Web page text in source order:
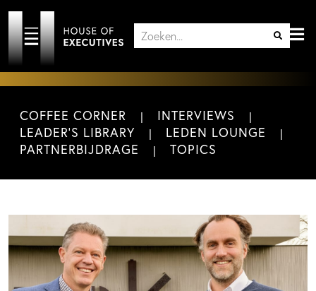
COFFEE CORNER
INTERVIEWS
LEADER'S LIBRARY
LEDEN LOUNGE
PARTNERBIJDRAGE
TOPICS